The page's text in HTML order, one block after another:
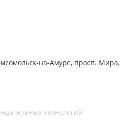
на-Амуре, просп. Мира,
технологий